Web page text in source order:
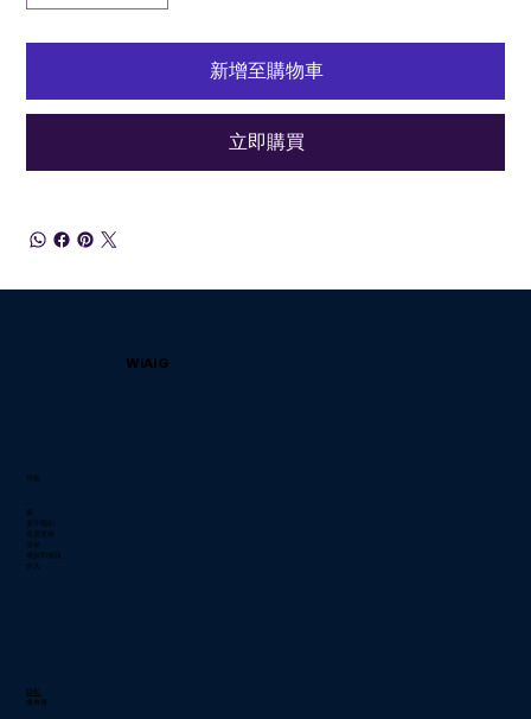
新增至購物車
立即購買
WiAIG
关于我们
会员资格
活动
项目和倡议
介入
隐私
曲奇饼